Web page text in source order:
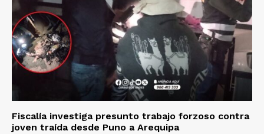
Fiscalía investiga presunto trabajo forzoso contra
joven traída desde Puno a Arequipa